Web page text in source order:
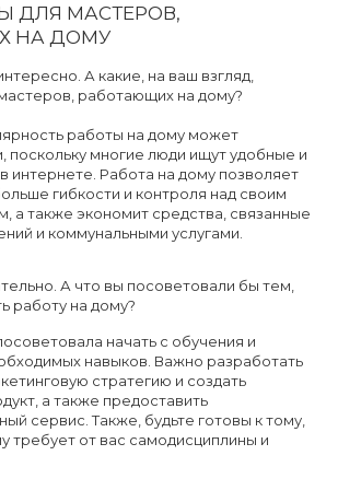
ДЛЯ МАСТЕРОВ,
НА ДОМУ
А какие, на ваш взгляд,
работающих на дому?
работы на дому может
поскольку многие люди ищут удобные и
интернете. Работа на дому позволяет
гибкости и контроля над своим
а также экономит средства, связанные
и коммунальными услугами.
А что вы посоветовали бы тем,
работу на дому?
начать с обучения и
навыков. Важно разработать
стратегию и создать
а также предоставить
сервис. Также, будьте готовы к тому,
требует от вас самодисциплины и